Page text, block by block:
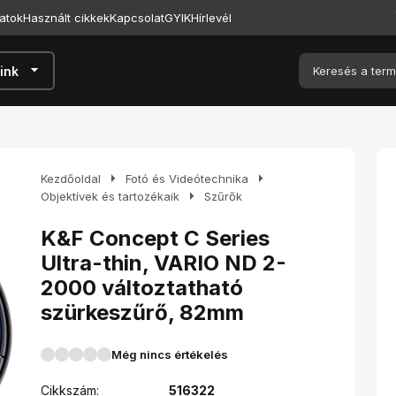
Használt cikkekKapcsolatGYIKHírlevél
arrow_drop_down
Kezdőoldal arrow_right Fotó és Videótechnika arrow_right
Objektívek és tartozékaik arrow_right Szűrők
K&F Concept C Series
Ultra-thin, VARIO ND 2-
2000 változtatható
szürkeszűrő, 82mm
Még nincs értékelés
Cikkszám:
516322